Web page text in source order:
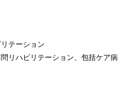
テーション
リハビリテーション、包括ケア病